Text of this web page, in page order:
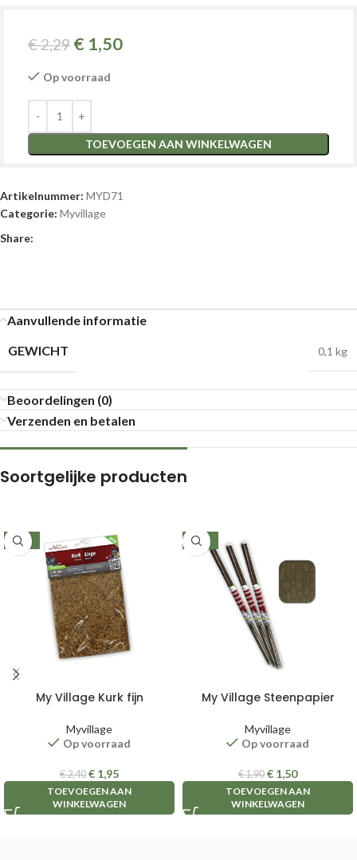
€2,29 € 1,50
Op voorraad
TOEVOEGEN AAN WINKELWAGEN
Artikelnummer: MYD71
Categorie: Myvillage
Share:
Aanvullende informatie
GEWICHT
0,1 kg
Beoordelingen (0)
Verzenden en betalen
Soortgelijke producten
-19%
My Village Kurk fijn
Myvillage
Op voorraad
€2,40 € 1,95
TOEVOEGEN AAN
WINKELWAGEN
-21%
My Village Steenpapier
Myvillage
Op voorraad
€1,90 € 1,50
TOEVOEGEN AAN
WINKELWAGEN